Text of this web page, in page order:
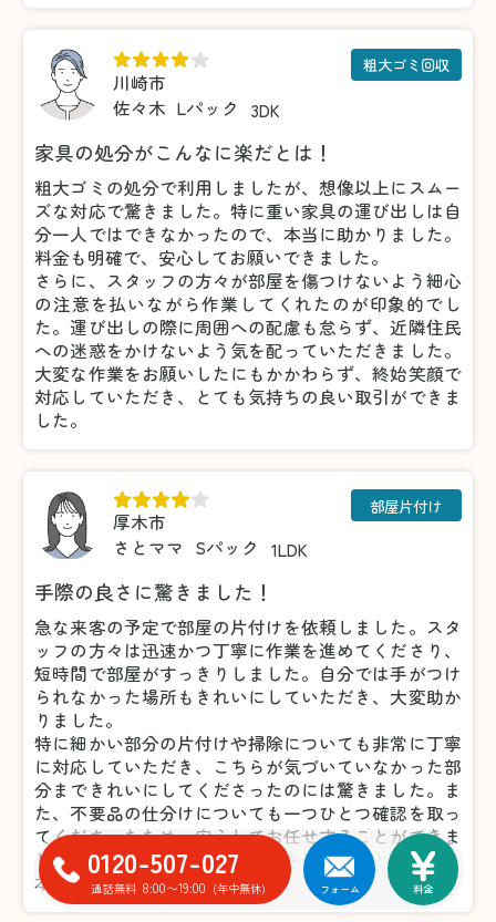
川崎市
佐々木 Lパック 3DK
粗大ゴミ回収
家具の処分がこんなに楽だとは！
粗大ゴミの処分で利用しましたが、想像以上にスムー
ズな対応で驚きました。特に重い家具の運び出しは自
分一人ではできなかったので、本当に助かりました。
料金も明確で、安心してお願いできました。
さらに、スタッフの方々が部屋を傷つけないよう細心
の注意を払いながら作業してくれたのが印象的でし
た。運び出しの際に周囲への配慮も怠らず、近隣住民
への迷惑をかけないよう気を配っていただきました。
大変な作業をお願いしたにもかかわらず、終始笑顔で
対応していただき、とても気持ちの良い取引ができま
した。
厚木市
さとママ Sパック 1LDK
部屋片付け
手際の良さに驚きました！
急な来客の予定で部屋の片付けを依頼しました。スタ
ッフの方々は迅速かつ丁寧に作業を進めてくださり、
短時間で部屋がすっきりしました。自分では手がつけ
られなかった場所もきれいにしていただき、大変助か
りました。
特に細かい部分の片付けや掃除についても非常に丁寧
に対応していただき、こちらが気づいていなかった部
分まできれいにしてくださったのには驚きました。ま
た、不要品の仕分けについても一つひとつ確認を取っ
てくださったため、安心してお任せすることができま
した。おかげで気持ちよく来客を迎えることができ、
本当に感謝しています。
0120-507-027
通話無料 8:00〜19:00 (年中無休) フォーム 料金